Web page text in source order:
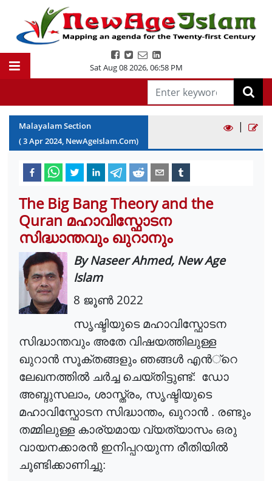
Sat Aug 08 2026,06:58 PM
Malayalam Section
(3Apr2024, NewAgeIslam.Com)
|
The Big Bang Theory and the
Quran മഹാവിസ്ഫോടന
സിദ്ധാന്തവും ഖുറാനും
By Naseer Ahmed, New Age
Islam
8 ജൂൺ 2022
സൃഷ്ടിയുടെ മഹാവിസ്ഫോടന
സിദ്ധാന്തവും അതേ വിഷയത്തിലുള്ള
ഖുറാൻ സൂക്തങ്ങളും ഞങ്ങൾ എൻ്റെ
ലേഖനത്തിൽചർച്ചചെയ്തിട്ടുണ്ട്: ഡോ
അബ്ദുസലാം, ശാസ്ത്രം, സൃഷ്ടിയുടെ
മഹാവിസ്ഫോടന സിദ്ധാന്തം, ഖുറാൻ . രണ്ടും
തമ്മിലുള്ള കാര്യമായ വ്യത്യാസം ഒരു
വായനക്കാരൻ ഇനിപ്പറയുന്ന രീതിയിൽ
ചൂണ്ടിക്കാണിച്ചു: